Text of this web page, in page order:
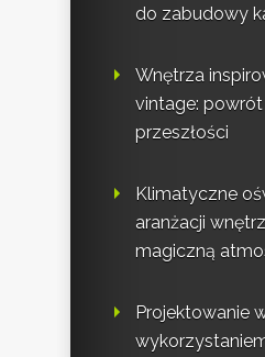
do zabudowy
Wnętrza
vintage:
przeszłości
Klimatyczne
aranżacji
magiczną
Projektowanie